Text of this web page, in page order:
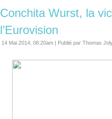
Conchita Wurst, la
l’Eurovision
14 Mai 2014, 08:20am | Publié par Thomas